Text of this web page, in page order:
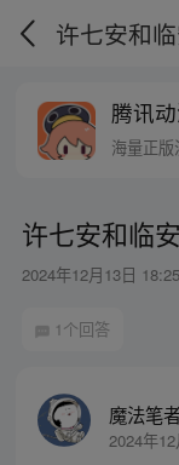
腾讯
海量正
许七安和临
2024年12月13日 18:25
1个回答
魔法笔
2024年